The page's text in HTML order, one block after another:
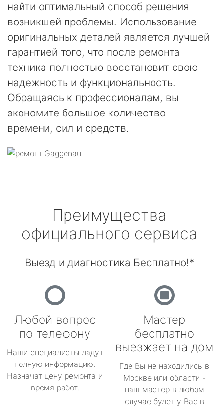
найти оптимальный способ решения
возникшей проблемы. Использование
оригинальных деталей является лучшей
гарантией того, что после ремонта
техника полностью восстановит свою
надежность и функциональность.
Обращаясь к профессионалам, вы
экономите большое количество
времени, сил и средств.
Преимущества
официального сервиса
Выезд и диагностика Бесплатно!*
Любой вопрос
по телефону
Наши специалисты дадут
полную информацию.
Назначат цену ремонта и
время работ.
Мастер
бесплатно
выезжает на дом
Где Вы не находились в
Москве или области -
наш мастер в любом
случае будет у Вас в